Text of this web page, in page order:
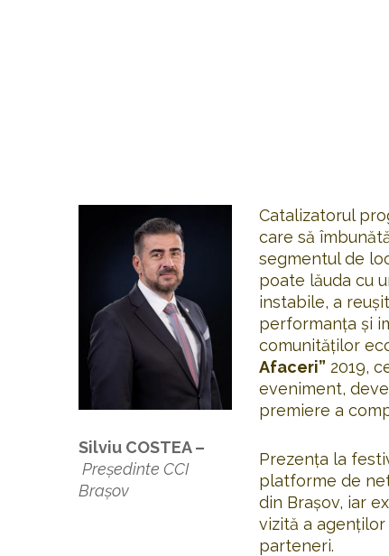
Silviu COSTEA –
Președinte CCI
Brașov
Catalizatorul
care să
segmentul de
poate lăuda cu
instabile, a
performanța și
comunităților
Afaceri” 2019,
eveniment,
premiere a
Prezența la
platforme de
din Brașov, iar
vizită a
parteneri.